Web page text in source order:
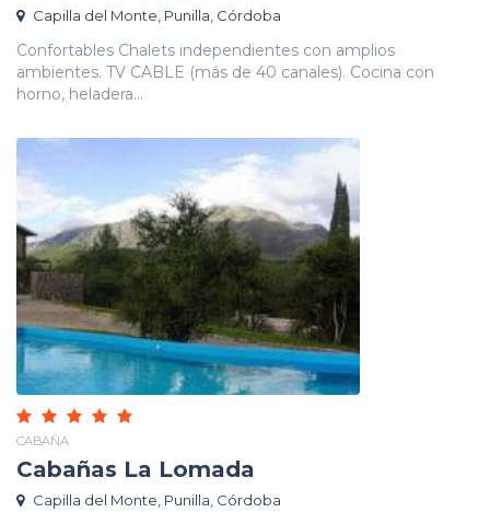
Capilla del Monte, Punilla, Córdoba
Confortables Chalets independientes con amplios
ambientes. TV CABLE (más de 40 canales). Cocina con
horno, heladera...
CABAÑA
Cabañas La Lomada
Capilla del Monte, Punilla, Córdoba